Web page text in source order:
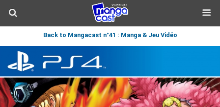
Back to Mangacast n°41 : Manga & Jeu Vidéo